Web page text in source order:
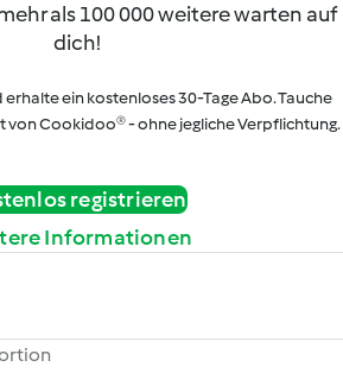
als 100 000 weitere warten auf
dich!
ein kostenloses 30-Tage Abo. Tauche
von Cookidoo® - ohne jegliche Verpflichtung.
registrieren
Informationen